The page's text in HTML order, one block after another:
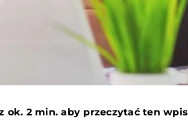
ok. 2 min. aby przeczytać ten wpis